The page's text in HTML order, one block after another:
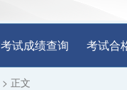
考试成绩查询 考试合
> 正文